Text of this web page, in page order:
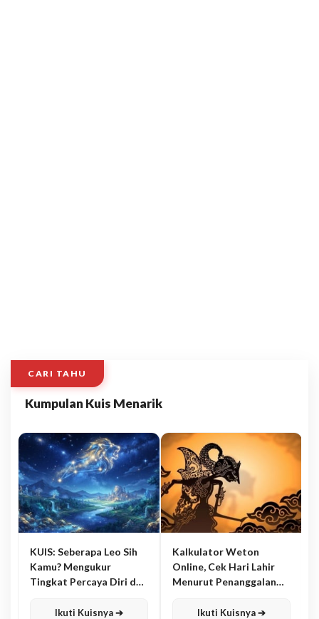
CARI TAHU
Kumpulan Kuis Menarik
KUIS: Seberapa Leo Sih
Kamu? Mengukur
Tingkat Percaya Diri dan
Ikuti Kuisnya ➔
Kalkulator Weton
Online, Cek Hari Lahir
Menurut Penanggalan
Ikuti Kuisnya ➔